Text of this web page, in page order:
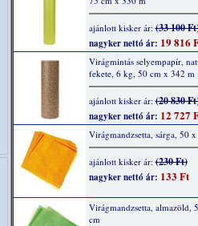
ajánlott kisker ár:(33 100
nagyker nettó ár: 19 816
Virágmintás selyempapír,
fekete, 6 kg, 50 cm x 342 m
ajánlott kisker ár:(20 830
nagyker nettó ár: 12 727
Virágmandzsetta, sárga, 50
ajánlott kisker ár:(230 Ft)
nagyker nettó ár: 133 Ft
Virágmandzsetta, almazöld,
cm